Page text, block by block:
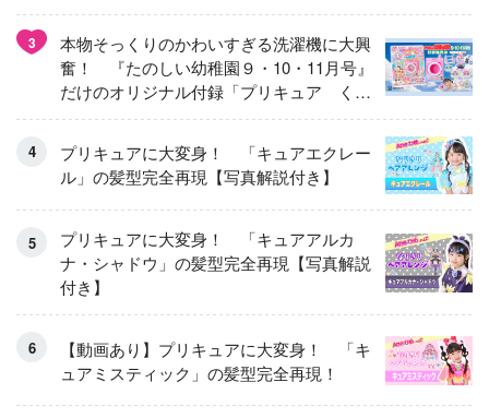
3
本物そっくりのかわいすぎる洗濯機に大興
奮！ 『たのしい幼稚園９・10・11月号』
だけのオリジナル付録「プリキュア くる
くるせんたくき」
プリキュアに大変身！ 「キュアエクレー
ル」の髪型完全再現【写真解説付き】
プリキュアに大変身！ 「キュアアルカ
ナ・シャドウ」の髪型完全再現【写真解説
付き】
【動画あり】プリキュアに大変身！ 「キ
ュアミスティック」の髪型完全再現！